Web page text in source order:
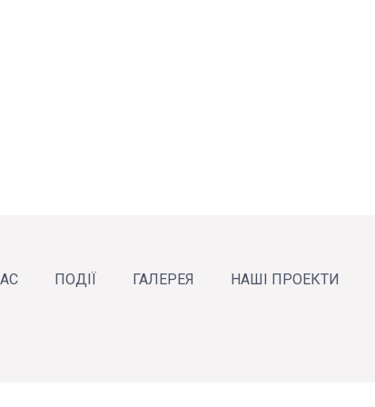
ПОДІЇ ГАЛЕРЕЯ НАШІ ПРОЕКТИ